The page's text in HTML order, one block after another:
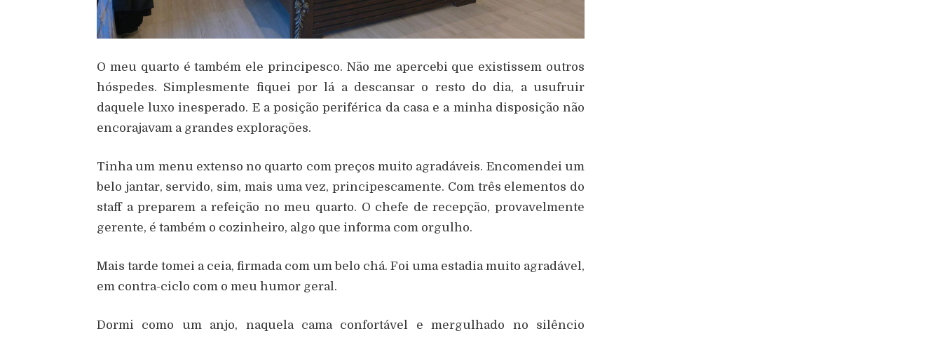
O meu quarto é também ele principesco. Não me apercebi que existissem outros
hóspedes. Simplesmente fiquei por lá a descansar o resto do dia, a usufruir
daquele luxo inesperado. E a posição periférica da casa e a minha disposição não
encorajavam a grandes explorações.
Tinha um menu extenso no quarto com preços muito agradáveis. Encomendei um
belo jantar, servido, sim, mais uma vez, principescamente. Com três elementos do
staff a preparem a refeição no meu quarto. O chefe de recepção, provavelmente
gerente, é também o cozinheiro, algo que informa com orgulho.
Mais tarde tomei a ceia, firmada com um belo chá. Foi uma estadia muito agradável,
em contra-ciclo com o meu humor geral.
Dormi como um anjo, naquela cama confortável e mergulhado no silêncio